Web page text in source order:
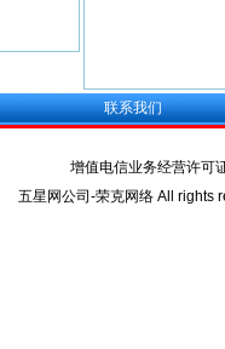
联系我们
增值电信业务经营许可
五星网公司-荣克网络 All